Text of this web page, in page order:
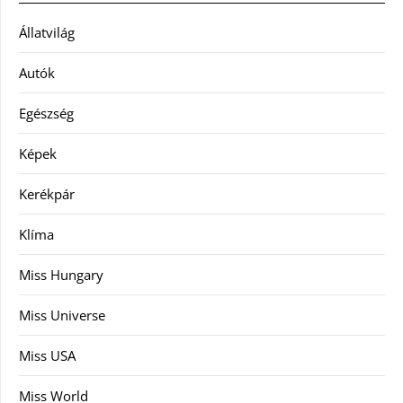
Állatvilág
Autók
Egészség
Képek
Kerékpár
Klíma
Miss Hungary
Miss Universe
Miss USA
Miss World